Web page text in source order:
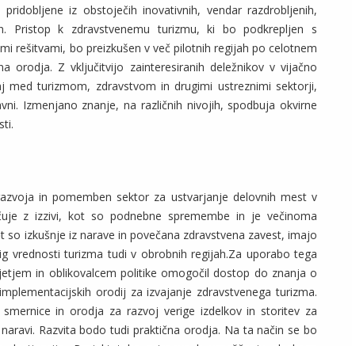
iz obstoječih inovativnih, vendar razdrobljenih,
Pristop k zdravstvenemu turizmu, ki bo podkrepljen s
rešitvami, bo preizkušen v več pilotnih regijah po celotnem
orodja. Z vključitvijo zainteresiranih deležnikov v vijačno
med turizmom, zdravstvom in drugimi ustreznimi sektorji,
Izmenjano znanje, na različnih nivojih, spodbuja okvirne
in pomemben sektor za ustvarjanje delovnih mest v
z izzivi, kot so podnebne spremembe in je večinoma
izkušnje iz narave in povečana zdravstvena zavest, imajo
vrednosti turizma tudi v obrobnih regijah.Za uporabo tega
in oblikovalcem politike omogočil dostop do znanja o
orodij za izvajanje zdravstvenega turizma.
in orodja za razvoj verige izdelkov in storitev za
Razvita bodo tudi praktična orodja. Na ta način se bo